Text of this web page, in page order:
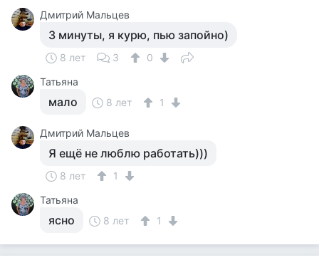
Дмитрий Мальцев
3 минуты, я курю, пью запойно)
8 лет 3
0
Татьяна
мало 8 лет 1
Дмитрий Мальцев
Я ещё не люблю работать)))
8 лет
1
Татьяна
ясно 8 лет 1